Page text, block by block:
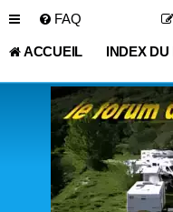
FAQ
ACCUEIL INDEX DU